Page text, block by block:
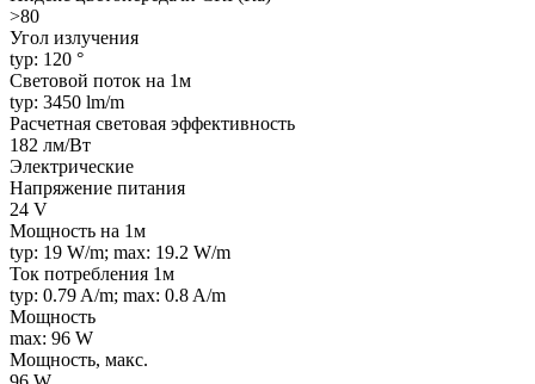
>80
Угол излучения
typ: 120 °
Световой поток на 1м
typ: 3450 lm/m
Расчетная световая эффективность
182 лм/Вт
Электрические
Напряжение питания
24 V
Мощность на 1м
typ: 19 W/m; max: 19.2 W/m
Ток потребления 1м
typ: 0.79 A/m; max: 0.8 A/m
Мощность
max: 96 W
Мощность, макс.